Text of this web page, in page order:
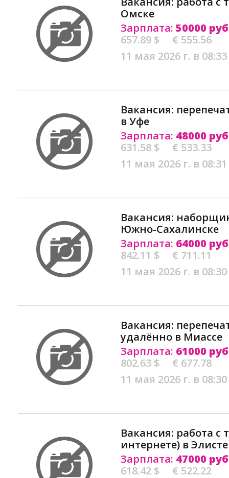
Омске
Зарплата: 50000
657.89 $
€ 555.56
11 мая 2026 г. в 08:33
Вакансия:
в Уфе
Зарплата: 48000
631.58 $
€ 533.33
11 мая 2026 г. в 08:31
Вакансия:
Южно-Сахалинске
Зарплата: 64000
842.11 $
€ 711.11
11 мая 2026 г. в 08:30
Вакансия:
удалённо в Миассе
Зарплата: 61000
802.63 $
€ 677.78
11 мая 2026 г. в 08:30
Вакансия: работа с
интернете) в Элисте
Зарплата: 47000
618.42 $
€ 522.22